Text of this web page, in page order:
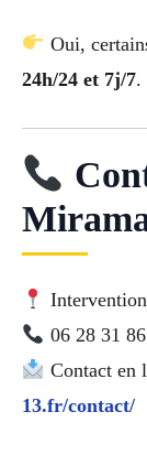
Oui,
24h/24 et 7j/7.
06 28 31
Contact en
13.fr/contact/